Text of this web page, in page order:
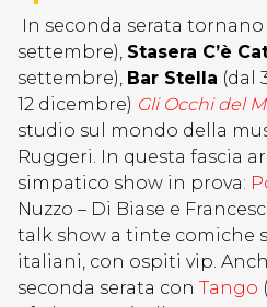
In seconda serata tornano
settembre), Stasera C’è
settembre), Bar Stella (dal
12 dicembre) Gli Occhi del
studio sul mondo della
Ruggeri. In questa fascia
simpatico show in prova:
Nuzzo – Di Biase e
talk show a tinte comiche
italiani, con ospiti vip.
seconda serata con Tango